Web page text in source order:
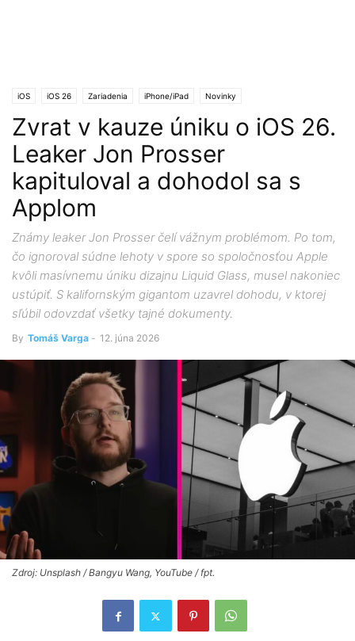
iOS iOS 26 Zariadenia iPhone/iPad Novinky
Zvrat v kauze úniku o iOS 26.
Leaker Jon Prosser
kapituloval a dohodol sa s
Applom
Známy leaker Jon Prosser čelí vážnym problémom. Po tom,
čo ignoroval súdne lehoty v spore so spoločnosťou Apple
kvôli masívnemu úniku dizajnu Liquid Glass, musel nakoniec
ustúpiť. S kalifornským gigantom uzavrel dohodu, v ktorej
sľúbil odovzdať všetky tajné dokumenty.
By Tomáš Varga - 12. júna 2026
Zdroj: Unsplash / Bangyu Wang, YouTube / fpt.